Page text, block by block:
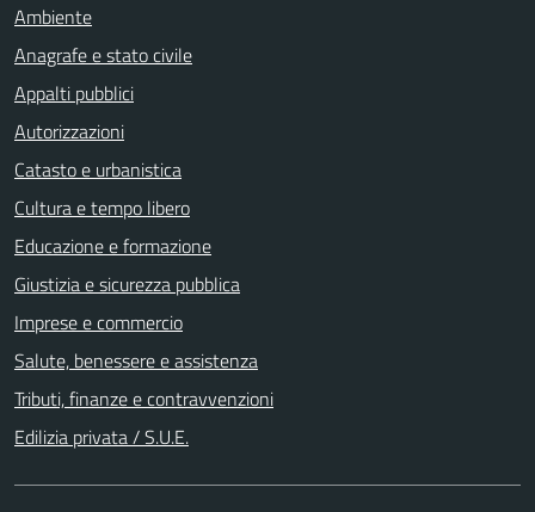
Ambiente
Anagrafe e stato civile
Appalti pubblici
Autorizzazioni
Catasto e urbanistica
Cultura e tempo libero
Educazione e formazione
Giustizia e sicurezza pubblica
Imprese e commercio
Salute, benessere e assistenza
Tributi, finanze e contravvenzioni
Edilizia privata / S.U.E.